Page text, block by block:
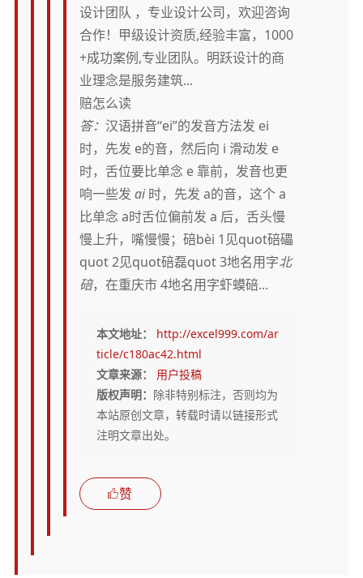
设计团队 ，专业设计公司，欢迎咨询
合作！甲级设计资质,经验丰富，1000
+成功案例,专业团队。明跃设计的商
业理念是服务建筑...
赔怎么读
答： 汉语拼音“ei”的发音方法发 ei
时，先发 e的音，然后向 i 滑动发 e
时，舌位要比单念 e 靠前，发音也更
响一些发 ai时，先发 a的音，这个 a
比单念 a时舌位偏前发 a 后，舌头慢
慢上升，嘴慢慢；碚bèi 1见quot碚礧
quot 2见quot碚磊quot 3地名用字北
碚，在重庆市 4地名用字虾蟆碚...
本文地址：
http://excel999.com/ar
ticle/c180ac42.html
文章来源：
用户投稿
版权声明： 除非特别标注，否则均为
本站原创文章，转载时请以链接形式
注明文章出处。
赞